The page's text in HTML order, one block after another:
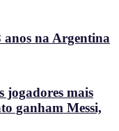
anos na Argentina
jogadores mais
ganham Messi,